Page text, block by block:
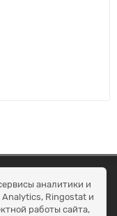
аналитики и
Ringostat и
работы сайта,